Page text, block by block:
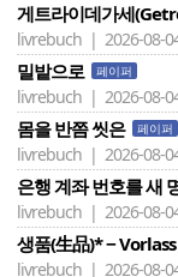
게트라이데가세
livrebuch | 2026-08-
밀밭으로 페이퍼
livrebuch | 2026-08-
몸을 반쯤 씻은 페이퍼
livrebuch | 2026-08-
은행 계좌 번호를 새
livrebuch | 2026-08-
생품(生品)* − Vorlass
livrebuch | 2026-08-